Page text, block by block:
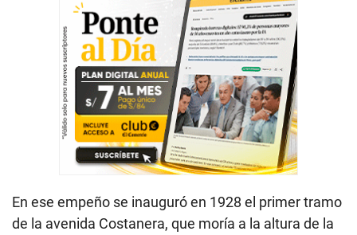
En ese empeño se inauguró en 1928 el primer tramo
de la avenida Costanera, que moría a la altura de la